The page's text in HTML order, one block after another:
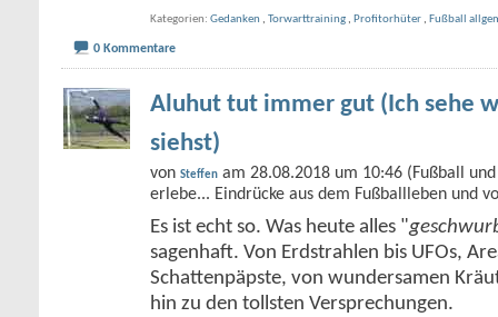
Kategorien Gedanken , Torwarttraining , Profitorhüter , Fußball
0 Kommentare
Aluhut tut immer gut (Ich sehe
siehst)
von Steffen am 28.08.2018 um 10:46 (Fußball
erlebe... Eindrücke aus dem Fußballleben und
Es ist echt so. Was heute alles "
sagenhaft. Von Erdstrahlen bis UFOs,
Schattenpäpste, von wundersamen
hin zu den tollsten Versprechungen.